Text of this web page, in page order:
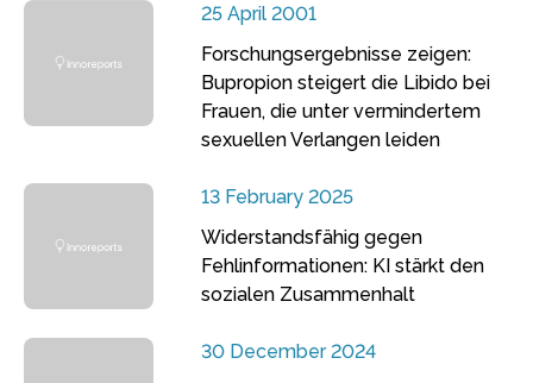
25 April 2001
Forschungsergebnisse zeigen:
Bupropion steigert die Libido bei
Frauen, die unter vermindertem
sexuellen Verlangen leiden
13 February 2025
Widerstandsfähig gegen
Fehlinformationen: KI stärkt den
sozialen Zusammenhalt
30 December 2024